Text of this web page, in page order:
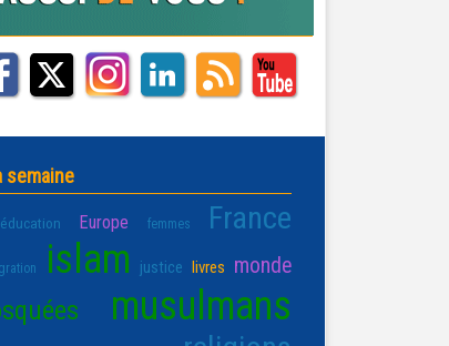
semaine
éducation Europe femmes France
islam justice livres monde
musulmans